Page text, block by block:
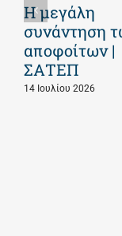
Η μεγάλη
συνάντηση
αποφοίτων |
ΣΑΤΕΠ
14 Ιουλίου 2026